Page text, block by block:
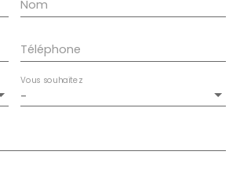
Nom
Téléphone
-
Vous souhaitez